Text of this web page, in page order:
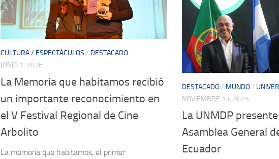
CULTURA / ESPECTÁCULOS / DESTACADO
JUNIO 1, 2026
La Memoria que habitamos recibió
un importante reconocimiento en
el V Festival Regional de Cine
Arbolito
La memoria que habitamos, el primer
DESTACADO/ MUNDO/
NOVIEMBRE 13, 2025
La UNMDP
Asamblea General
Ecuador